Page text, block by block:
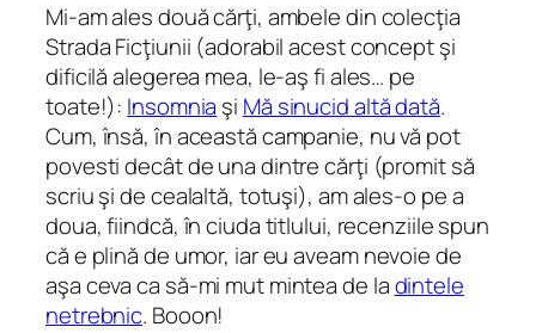
Mi-am ales două cărţi, ambele din colecţia
Strada Ficţiunii (adorabil acest concept şi
dificilă alegerea mea, le-aş fi ales… pe
toate!): Insomnia şi Mă sinucid altă dată.
Cum, însă, în această campanie, nu vă pot
povesti decât de una dintre cărţi (promit să
scriu şi de cealaltă, totuşi), am ales-o pe a
doua, fiindcă, în ciuda titlului, recenziile spun
că e plină de umor, iar eu aveam nevoie de
aşa ceva ca să-mi mut mintea de ladintele
netrebnic. Booon!